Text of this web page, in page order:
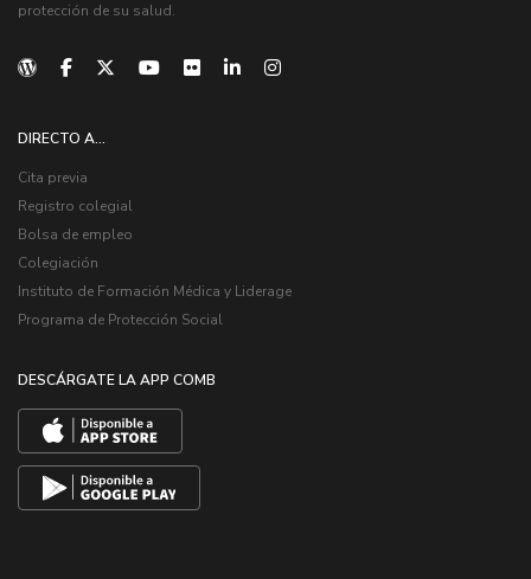
protección de su salud.
DIRECTO A...
Cita previa
Registro colegial
Bolsa de empleo
Colegiación
Instituto de Formación Médica y Liderage
Programa de Protección Social
DESCÁRGATE LA APP COMB